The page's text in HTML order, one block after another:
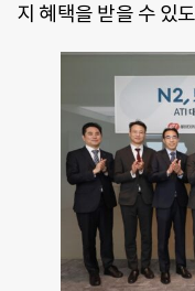
지 혜택을 받을 수 있